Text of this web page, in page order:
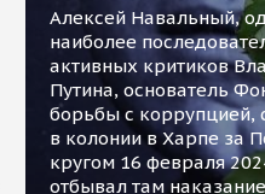
Алексей Навальный,
наиболее
активных критиков
Путина, основатель
борьбы с коррупцией,
в колонии в Харпе за
кругом 16 февраля
отбывал там